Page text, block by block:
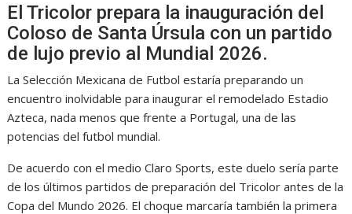
El Tricolor prepara la inauguración del
Coloso de Santa Úrsula con un partido
de lujo previo al Mundial 2026.
La Selección Mexicana de Futbol estaría preparando un
encuentro inolvidable para inaugurar el remodelado Estadio
Azteca, nada menos que frente a Portugal, una de las
potencias del futbol mundial.
De acuerdo con el medio Claro Sports, este duelo sería parte
de los últimos partidos de preparación del Tricolor antes de la
Copa del Mundo 2026. El choque marcaría también la primera